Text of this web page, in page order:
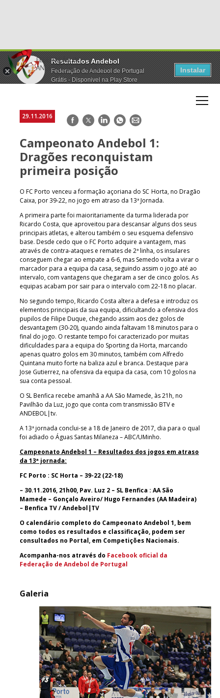
Resultados Andebol
Federação de Andebol de Portugal
Grátis - Disponivel na Play Store
Instalar
29.11.2016 Facebook
TwitterLinkedInWhatsApp
E-
Campeonato Andebol 1:
Dragões reconquistam
primeira posição
O FC Porto venceu a formação açoriana do SC Horta, no Dragão
Caixa, por 39-22, no jogo em atraso da 13ª Jornada.
A primeira parte foi maioritariamente da turma liderada por
Ricardo Costa, que aproveitou para descansar alguns dos seus
principais atletas, e alterou também o seu esquema defensivo
base. Desde cedo que o FC Porto adquire a vantagem, mas
através de contra-ataques e remates de 2ª linha, os insulares
conseguem chegar ao empate a 6-6, mas Semedo volta a virar o
marcador para a equipa da casa, seguindo assim o jogo até ao
intervalo, com vantagens que chegaram a ser de cinco golos. As
equipas acabam por sair para o intervalo com 22-18 no placar.
No segundo tempo, Ricardo Costa altera a defesa e introduz os
elementos principais da sua equipa, dificultando a ofensiva dos
pupilos de Filipe Duque, chegando assim aos dez golos de
desvantagem (30-20), quando ainda faltavam 18 minutos para o
final do jogo. O restante tempo foi caracterizado por muitas
dificuldades para a equipa do Sporting da Horta, marcando
apenas quatro golos em 30 minutos, também com Alfredo
Quintana muito forte na baliza azul e branca. Destaque para
Jose Gutierrez, na ofensiva da equipa da casa, com 10 golos na
sua conta pessoal.
O SL Benfica recebe amanhã a AA São Mamede, às 21h, no
Pavilhão da Luz, jogo que conta com transmissão BTV e
ANDEBOL|tv.
A 13ª jornada conclui-se a 18 de Janeiro de 2017, dia para o qual
foi adiado o Águas Santas Milaneza – ABC/UMinho.
Campeonato Andebol 1 – Resultados dos jogos em atraso
da 13ª jornada:
FC Porto : SC Horta – 39-22 (22-18)
– 30.11.2016, 21h00, Pav. Luz 2 – SL Benfica : AA São
Mamede – Gonçalo Aveiro/ Hugo Fernandes (AA Madeira)
– Benfica TV / Andebol|TV
O calendário completo do Campeonato Andebol 1, bem
como todos os resultados e classificação, podem ser
consultados no Portal, em Competições Nacionais.
Acompanha-nos através do Facebook oficial da
Federação de Andebol de Portugal
Galeria